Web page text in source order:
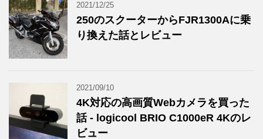
2021/12/25
250のスクーターからFJR1300Aに乗
り換えた話とレビュー
2021/09/10
4K対応の高画質Webカメラを買った
話 - logicool BRIO C1000eR 4Kのレ
ビュー